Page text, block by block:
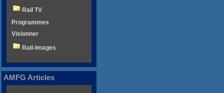
Rail TV
Programmes
Visionner
Rail-Images
AMFG Articles